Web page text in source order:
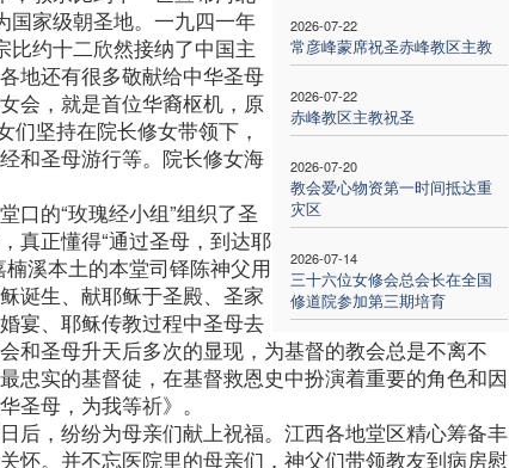
2026-07-22
常彦峰蒙席祝圣赤峰教区主教
2026-07-22
赤峰教区主教祝圣
2026-07-20
教会爱心物资第一时间抵达重
灾区
2026-07-14
三十六位女修会总会长在全国
修道院参加第三期培育
国家级朝圣地。一九四一年
比约十二欣然接纳了中国主
地还有很多敬献给中华圣母
会，就是首位华裔枢机，原
坚持在院长修女带领下，
和圣母游行等。院长修女海
口的“玫瑰经小组”组织了圣
真正懂得“通过圣母，到达耶
溪本土的本堂司铎陈神父用
诞生、献耶稣于圣殿、圣家
宴、耶稣传教过程中圣母去
和圣母升天后多次的显现，为基督的教会总是不离不
忠实的基督徒，在基督救恩史中扮演着重要的角色和因
圣母，为我等祈》。
后，纷纷为母亲们献上祝福。江西各地堂区精心筹备丰
怀。并不忘医院里的母亲们，神父们带领教友到病房慰